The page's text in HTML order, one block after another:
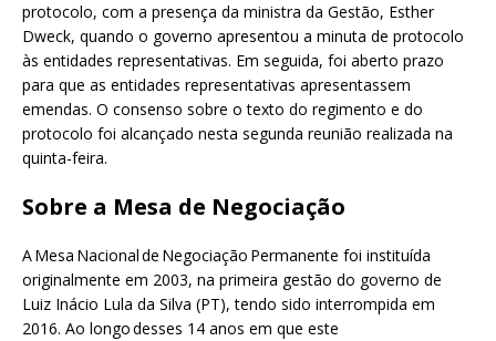
protocolo, com a presença da ministra da Gestão, Esther
Dweck, quando o governo apresentou a minuta de protocolo
às entidades representativas. Em seguida, foi aberto prazo
para que as entidades representativas apresentassem
emendas. O consenso sobre o texto do regimento e do
protocolo foi alcançado nesta segunda reunião realizada na
quinta-feira.
Sobre a Mesa de Negociação
A Mesa Nacional de Negociação Permanente foi instituída
originalmente em 2003, na primeira gestão do governo de
Luiz Inácio Lula da Silva (PT), tendo sido interrompida em
2016. Ao longo desses 14 anos em que este